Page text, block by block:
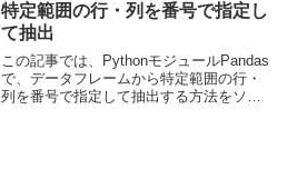
特定範囲の行・列を番号で指定し
て抽出
この記事では、PythonモジュールPandas
で、データフレームから特定範囲の行・
列を番号で指定して抽出する方法をソー